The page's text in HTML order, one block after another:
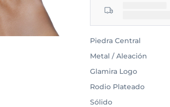
Piedra Central
Metal / Aleación
Glamira Logo
Rodio Plateado
Sólido